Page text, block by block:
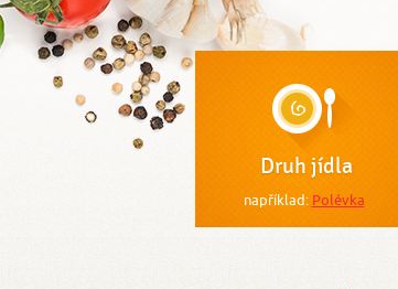
Druh jídla
například: Polévka